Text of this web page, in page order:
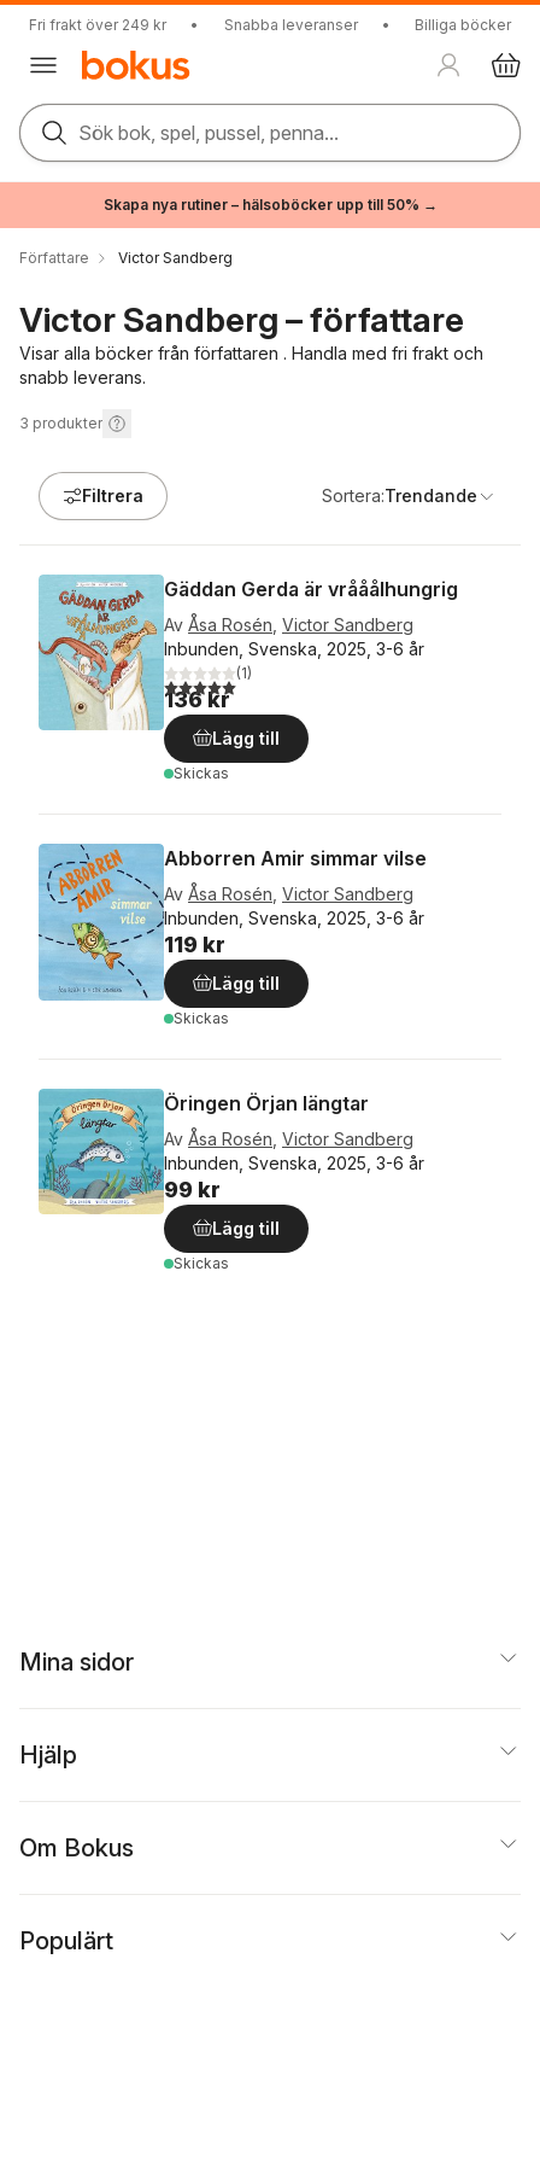
Fri frakt över 249 kr • Snabba leveranser • Billiga böcker
Sök bok, spel, pussel, penna...
Skapa nya rutiner – hälsoböcker upp till 50% →
Författare Victor Sandberg
Victor Sandberg – författare
Visar alla böcker från författaren . Handla med fri frakt och
snabb leverans.
3 produkter
Filtrera Sortera:Trendande
Gäddan Gerda är vrååålhungrig
Av Åsa Rosén Victor Sandberg
Inbunden, Svenska, 2025, 3-6 år
5,0utav 5 stjärnor. Totalt antal röster:
(1)
136 kr
Lägg till
Skickas
Abborren Amir simmar vilse
Av Åsa Rosén Victor Sandberg
Inbunden, Svenska, 2025, 3-6 år
119 kr
Lägg till
Skickas
Öringen Örjan längtar
Av Åsa Rosén Victor Sandberg
Inbunden, Svenska, 2025, 3-6 år
99 kr
Lägg till
Skickas
Mina sidor
Hjälp
Om Bokus
Populärt